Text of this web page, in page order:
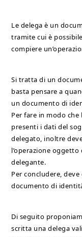
Le delega è un
tramite cui è
compiere
Si tratta di un
basta pensare a
un documento di
Per fare in modo che
presenti i dati del
delegato, inoltre
l’operazione
delegante.
Per concludere,
documento di
Di seguito
scritta una delega